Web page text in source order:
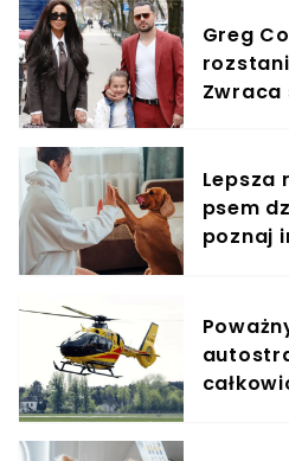
Greg
Zwraca
Lepsza
psem
poznaj